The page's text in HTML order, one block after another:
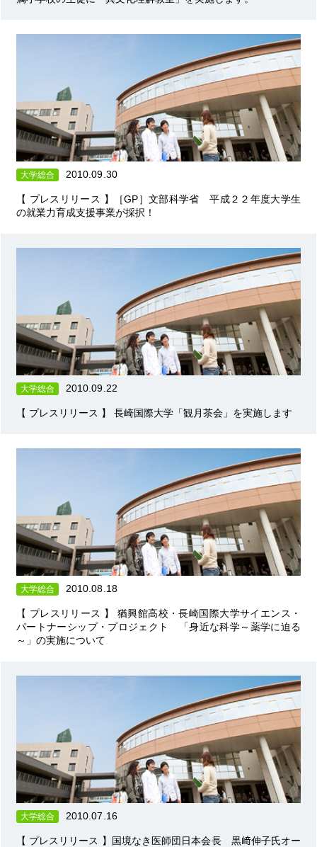
大学総合 2010.09.30
【 プレスリリース 】［GP］文部科学省 平成２２年度大学生
の就業力育成支援事業が採択！
大学総合 2010.09.22
【 プレスリリース 】 長崎国際大学「観月茶会」を実施します
大学総合 2010.08.18
【 プレスリリース 】 猶興館高校・長崎国際大学サイエンス・
パートナーシップ・プロジェクト 「身近な科学～薬学に迫る
～」の実施について
大学総合 2010.07.16
【 プレスリリース 】国境なき医師団日本会長 黒﨑伸子氏オー